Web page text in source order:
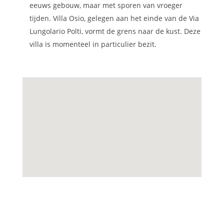
eeuws gebouw, maar met sporen van vroeger
tijden. Villa Osio, gelegen aan het einde van de Via
Lungolario Polti, vormt de grens naar de kust. Deze
villa is momenteel in particulier bezit.